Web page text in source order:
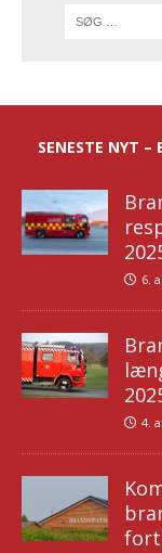
SENESTE NYT –
6.
4.